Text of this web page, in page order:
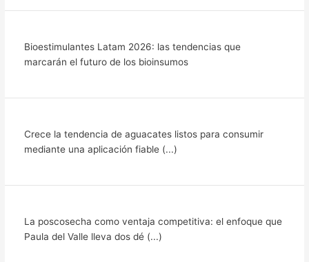
Bioestimulantes Latam 2026: las tendencias que
marcarán el futuro de los bioinsumos
Crece la tendencia de aguacates listos para consumir
mediante una aplicación fiable (...)
La poscosecha como ventaja competitiva: el enfoque que
Paula del Valle lleva dos dé (...)